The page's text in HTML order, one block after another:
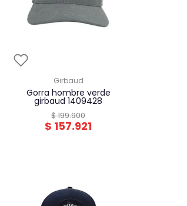
girbaud
gorra hombre verde
girbaud 1409428
$199.900
$ 157.921